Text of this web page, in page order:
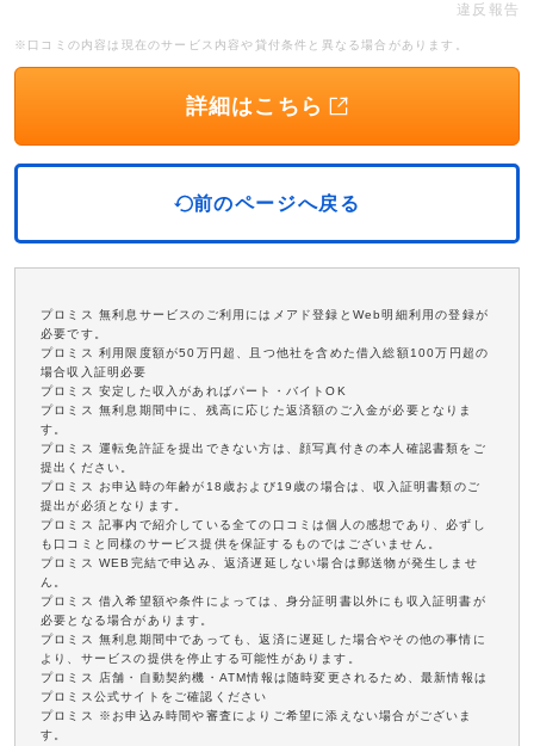
違反報告
※口コミの内容は現在のサービス内容や貸付条件と異なる場合があります。
詳細はこちら
前のページへ戻る
プロミス 無利息サービスのご利用にはメアド登録とWeb明細利用の登録が
必要です。
プロミス 利用限度額が50万円超、且つ他社を含めた借入総額100万円超の
場合収入証明必要
プロミス 安定した収入があればパート・バイトOK
プロミス 無利息期間中に、残高に応じた返済額のご入金が必要となりま
す。
プロミス 運転免許証を提出できない方は、顔写真付きの本人確認書類をご
提出ください。
プロミス お申込時の年齢が18歳および19歳の場合は、収入証明書類のご
提出が必須となります。
プロミス 記事内で紹介している全ての口コミは個人の感想であり、必ずし
も口コミと同様のサービス提供を保証するものではございません。
プロミス WEB完結で申込み、返済遅延しない場合は郵送物が発生しませ
ん。
プロミス 借入希望額や条件によっては、身分証明書以外にも収入証明書が
必要となる場合があります。
プロミス 無利息期間中であっても、返済に遅延した場合やその他の事情に
より、サービスの提供を停止する可能性があります。
プロミス 店舗・自動契約機・ATM情報は随時変更されるため、最新情報は
プロミス公式サイトをご確認ください
プロミス ※お申込み時間や審査によりご希望に添えない場合がございま
す。